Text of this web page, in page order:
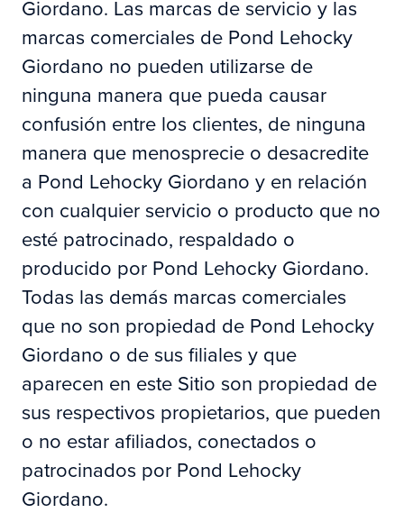
Giordano. Las marcas de servicio y las
marcas comerciales de Pond Lehocky
Giordano no pueden utilizarse de
ninguna manera que pueda causar
confusión entre los clientes, de ninguna
manera que menosprecie o desacredite
a Pond Lehocky Giordano y en relación
con cualquier servicio o producto que no
esté patrocinado, respaldado o
producido por Pond Lehocky Giordano.
Todas las demás marcas comerciales
que no son propiedad de Pond Lehocky
Giordano o de sus filiales y que
aparecen en este Sitio son propiedad de
sus respectivos propietarios, que pueden
o no estar afiliados, conectados o
patrocinados por Pond Lehocky
Giordano.